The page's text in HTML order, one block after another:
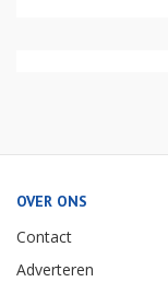
OVER ONS
Contact
Adverteren